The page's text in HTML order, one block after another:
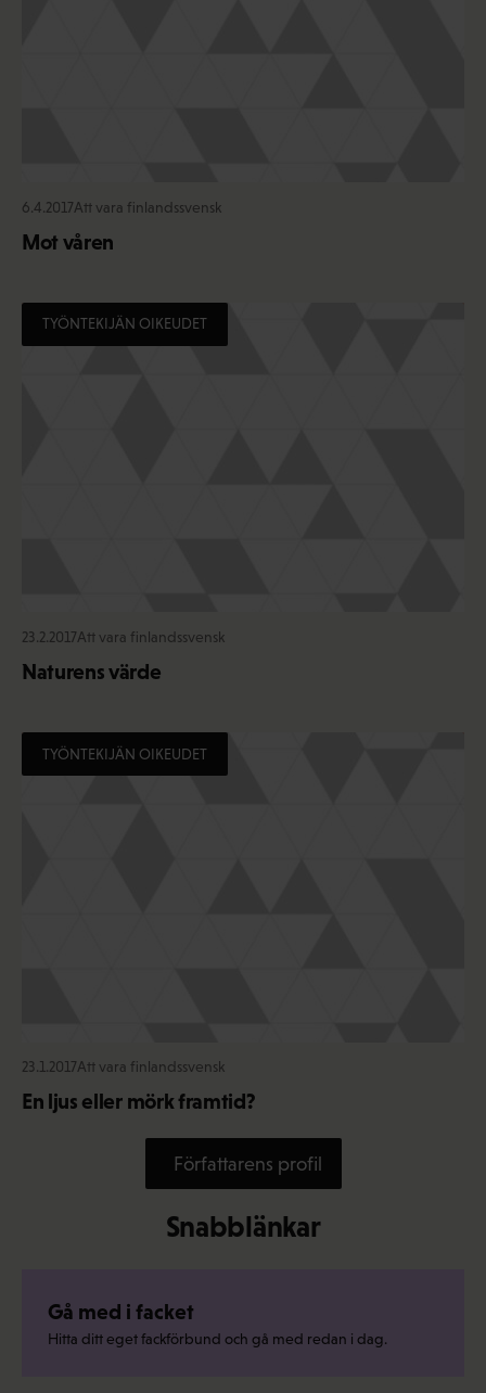
6.4.2017Att vara finlandssvensk
Mot våren
TYÖNTEKIJÄN OIKEUDET
23.2.2017Att vara finlandssvensk
Naturens värde
TYÖNTEKIJÄN OIKEUDET
23.1.2017Att vara finlandssvensk
En ljus eller mörk framtid?
Författarens profil
Snabblänkar
Gå med i facket
Hitta ditt eget fackförbund och gå med redan i dag.